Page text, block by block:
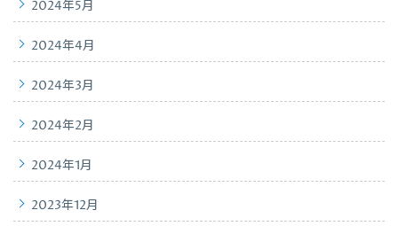
2024年5月
2024年4月
2024年3月
2024年2月
2024年1月
2023年12月